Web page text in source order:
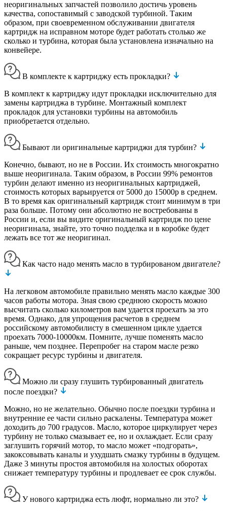
неоригинальных запчастей позволило достичь уровень
качества, сопоставимый с заводской турбиной. Таким
образом, при своевременном обслуживании двигателя
картридж на исправном моторе будет работать столько же
сколько и турбина, которая была установлена изначально на
конвейере.
В комплекте к картриджу есть прокладки?
В комплект к картриджу идут прокладки исключительно для
замены картриджа в турбине. Монтажный комплект
прокладок для установки турбины на автомобиль
приобретается отдельно.
Бывают ли оригинальные картриджи для турбин?
Конечно, бывают, но не в России. Их стоимость многократно
выше неоригинала. Таким образом, в России 99% ремонтов
турбин делают именно из неоригинальных картриджей,
стоимость которых варьируется от 5000 до 15000р в среднем.
В то время как оригинальный картридж стоит минимум в три
раза больше. Потому они абсолютно не востребованы в
России и, если вы видите оригинальный картридж по цене
неоригинала, знайте, это точно подделка и в коробке будет
лежать все тот же неоригинал.
Как часто надо менять масло в турбированом двигателе?
На легковом автомобиле правильно менять масло каждые 300
часов работы мотора. Зная свою среднюю скорость можно
высчитать сколько километров вам удается проехать за это
время. Однако, для упрощения расчетов в среднем
российскому автомобилисту в смешенном цикле удается
проехать 7000-10000км. Помните, лучше поменять масло
раньше, чем позднее. Перепробег на старом масле резко
сокращает ресурс турбины и двигателя.
Можно ли сразу глушить турбированный двигатель
после поездки?
Можно, но не желательно. Обычно после поездки турбина и
внутренние ее части сильно раскалены. Температура может
доходить до 700 градусов. Масло, которое циркулирует через
турбину не только смазывает ее, но и охлаждает. Если сразу
заглушить горячий мотор, то масло может «подгорать»,
закоксовывать каналы и ухудшать смазку турбины в будущем.
Даже 3 минуты простоя автомобиля на холостых оборотах
снижает температуру турбины и продлевает ее срок службы.
У нового картриджа есть люфт, нормально ли это?